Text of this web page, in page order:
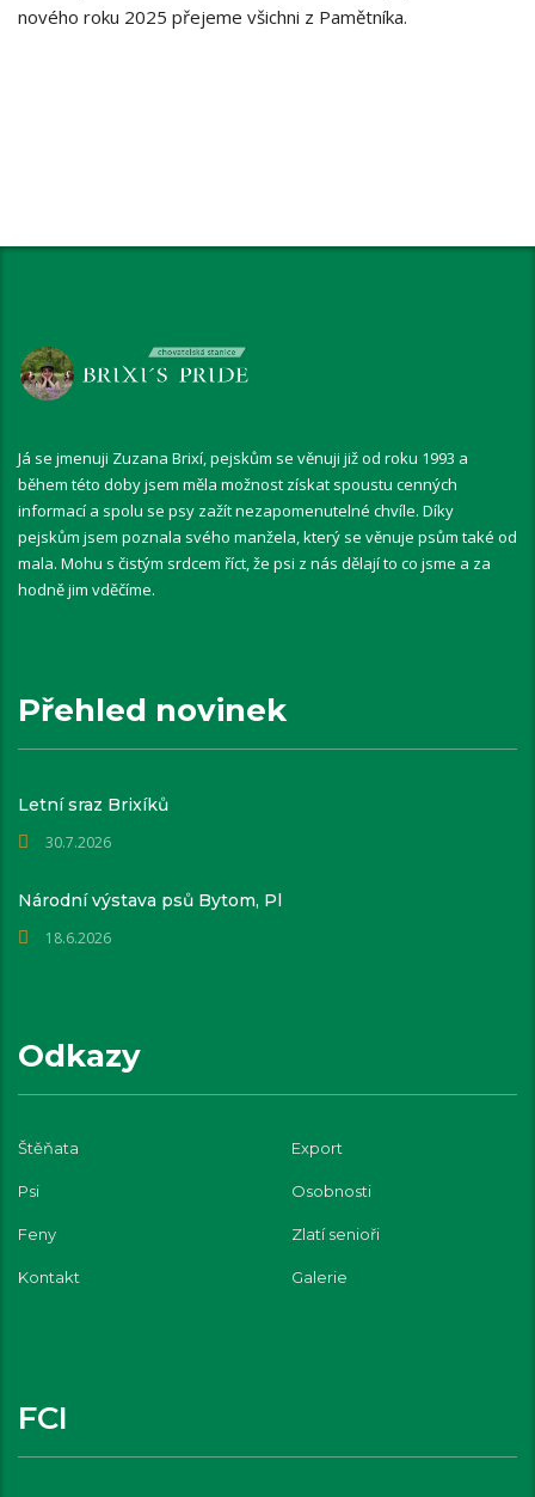
nového roku 2025 přejeme všichni z Pamětníka.
Já se jmenuji Zuzana Brixí, pejskům se věnuji již od roku 1993 a
během této doby jsem měla možnost získat spoustu cenných
informací a spolu se psy zažít nezapomenutelné chvíle. Díky
pejskům jsem poznala svého manžela, který se věnuje psům také od
mala. Mohu s čistým srdcem říct, že psi z nás dělají to co jsme a za
hodně jim vděčíme.
Přehled novinek
Letní sraz Brixíků
30.7.2026
Národní výstava psů Bytom, Pl
18.6.2026
Odkazy
Štěňata Export
Psi Osobnosti
Feny Zlatí senioři
Kontakt Galerie
FCI